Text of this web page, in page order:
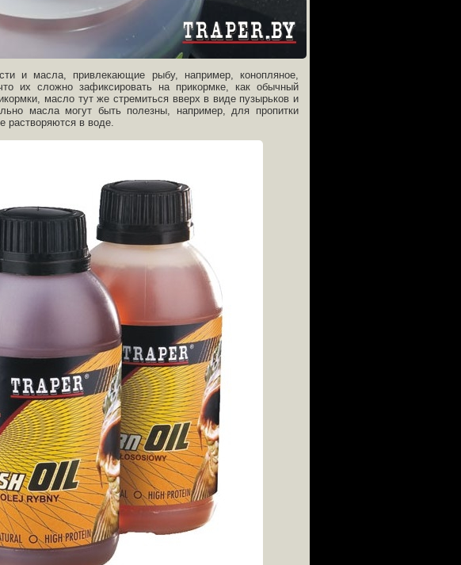
и масла, привлекающие рыбу, например, конопляное,
их сложно зафиксировать на прикормке, как обычный
масло тут же стремиться вверх в виде пузырьков и
масла могут быть полезны, например, для пропитки
растворяются в воде.